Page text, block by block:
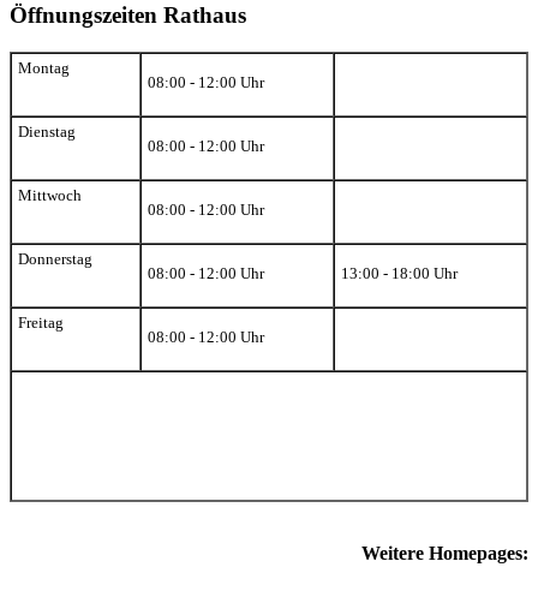
Öffnungszeiten Rathaus
Montag
08:00 - 12:00 Uhr
Dienstag
08:00 - 12:00 Uhr
Mittwoch
08:00 - 12:00 Uhr
Donnerstag
08:00 - 12:00 Uhr
13:00 - 18:00 Uhr
Freitag
08:00 - 12:00 Uhr
Weitere Homepages: